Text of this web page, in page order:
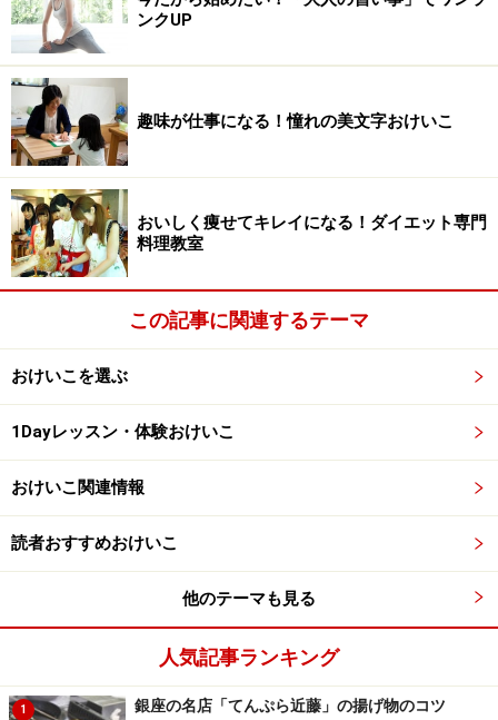
プが似ている教室や、1ヵ所しか見学をしなければ比較
はできません。「ちょっと面倒かも……」と思っても、そ
こはあえてトライしましょう。
茶道は、結婚や転職、配偶者の転勤などライフスタイル
が変わっても、長く続けられる習い事だからこそ、教室
選びに慎重に吟味して損はありません！ 一度、自分が師
事する流派を決めたら、その後も基本的には変更はしな
い、ということも覚えておきたい茶道のしきたりのひと
つです。
茶道教室選びをするときの3つのポイント
見学に行く教室をセレクトする基準は、「目的」「習い
方」「費用」の3種類。そこに「立地条件」が加わりま
す。手当たり次第、教室を見学に行くのではなく、はじ
めにある程度ターゲットをしぼっておくと検討しやすく
なるのでおすすめ！ それぞれのポイントを参考にしなが
■「目的」を基準に選ぶ場合
「とにかく、お茶の世界に触れてみたい！」
ンクUP
趣味が仕事になる！憧れの美文字おけいこ
おいしく痩せてキレイになる！ダイエット専門
料理教室
この記事に関連するテーマ
おけいこを選ぶ
1Dayレッスン・体験おけいこ
おけいこ関連情報
読者おすすめおけいこ
他のテーマも見る
人気記事ランキング
1 銀座の名店「てんぷら近藤」の揚げ物のコツ